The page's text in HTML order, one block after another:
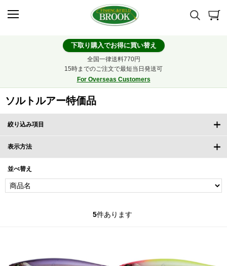
下取り購入でお得に買い替え
全国一律送料770円
15時までのご注文で最短当日発送可
For Overseas Customers
ソルトルアー特価品
絞り込み項目
表示方法
並べ替え
5件あります